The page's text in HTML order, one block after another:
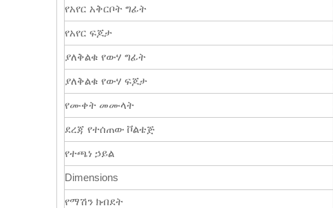
የአየር አቅርቦት ግፊት
የአየር ፍጆታ
ያለቅልቁ የውሃ ግፊት
ያለቅልቁ የውሃ ፍጆታ
የሙቀት መሙላት
ደረጃ የተሰጠው ቮልቴጅ
የተጫነ ኃይል
Dimensions
የማሽን ክብደት